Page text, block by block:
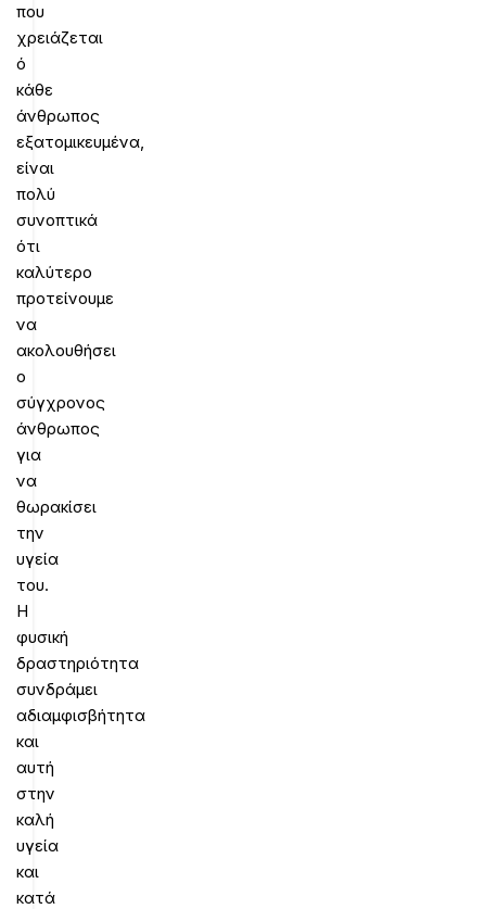
που
χρειάζεται
ό
κάθε
άνθρωπος
εξατομικευμένα,
είναι
πολύ
συνοπτικά
ότι
καλύτερο
προτείνουμε
να
ακολουθήσει
ο
σύγχρονος
άνθρωπος
για
να
θωρακίσει
την
υγεία
του.
Η
φυσική
δραστηριότητα
συνδράμει
αδιαμφισβήτητα
και
αυτή
στην
καλή
υγεία
και
κατά